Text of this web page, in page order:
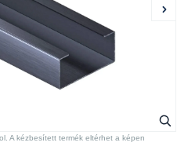
A kézbesített termék eltérhet a képen